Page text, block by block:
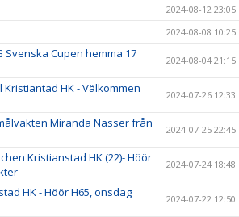
2024-08-12 23:05
2024-08-08 10:25
Svenska Cupen hemma 17
2024-08-04 21:15
HK - Välkommen
2024-07-26 12:33
Miranda Nasser från
2024-07-25 22:45
Kristianstad HK (22)- Höör
2024-07-24 18:48
HK - Höör H65, onsdag
2024-07-22 12:50